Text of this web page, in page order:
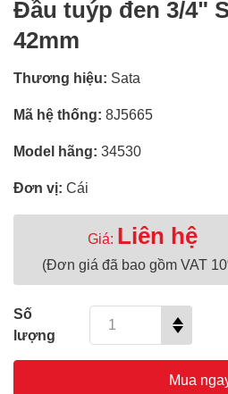
Đầu tuýp đen 3/4"
42mm
Thương hiệu: Sata
Mã hệ thống: 8J5665
Model hãng: 34530
Đơn vị: Cái
Giá: Liên hệ
(Đơn giá đã bao gồm VAT
Số
lượng
Mua